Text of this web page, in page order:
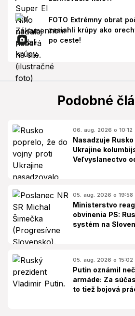
FOTO Extrémny obrat
zasiahli krúpy ako
po ceste!
Podobné
06. aug. 2026 o 10:12
Nasadzuje
Ukrajine
Veľvyslanectvo
05. aug. 2026 o 19:58
Ministerstvo
obvinenia PS:
systém na
05. aug. 2026 o 15:02
Putin oznámil
armáde: Za
to tiež bojová